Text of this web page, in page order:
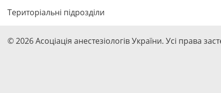
Територіальні підрозділи
© 2026 Асоціація анестезіологів України. Усі права